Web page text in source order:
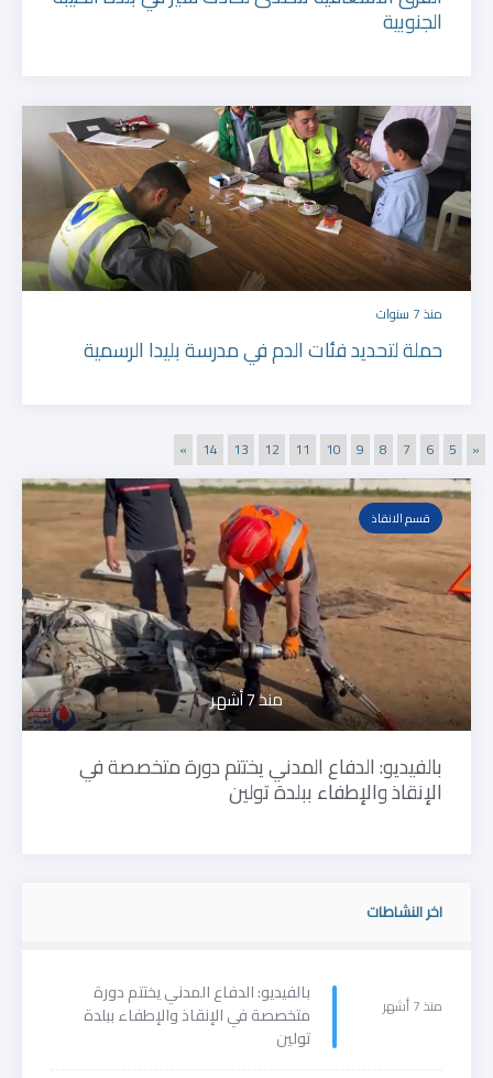
الجنوبية
منذ 7 سنوات
حملة لتحديد فئات الدم في مدرسة بليدا الرسمية
«
5
6
7
8
9
10
11
12
13
14
»
قسم الانقاذ
منذ 7 أشهر
بالفيديو: الدفاع المدني يختتم دورة متخصصة في
الإنقاذ والإطفاء ببلدة تولين
اخر النشاطات
منذ 7 أشهر بالفيديو: الدفاع المدني يختتم دورة
متخصصة في الإنقاذ والإطفاء ببلدة
تولين